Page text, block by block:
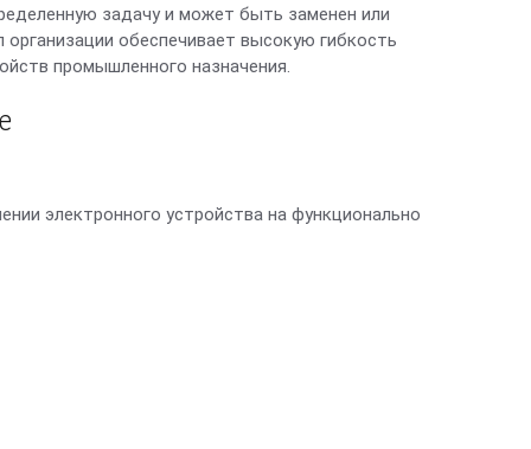
задачу и может быть заменен или
обеспечивает высокую гибкость
промышленного назначения.
электронного устройства на функционально